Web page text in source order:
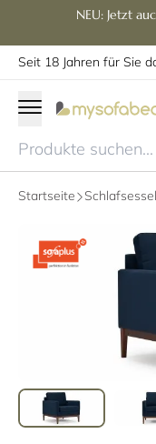
NEU: Jetzt
Seit 18 Jahren für Sie
Startseite Schlafsessel